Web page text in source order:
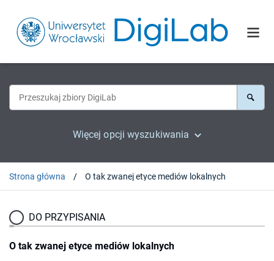
Więcej opcji wyszukiwania
Strona główna O tak zwanej etyce mediów lokalnych
DO PRZYPISANIA
O tak zwanej etyce mediów lokalnych